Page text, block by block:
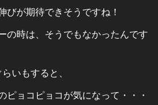
びが期待できそうですね！
の時は、そうでもなかったんです
いもすると、
ピョコピョコが気になって・・・